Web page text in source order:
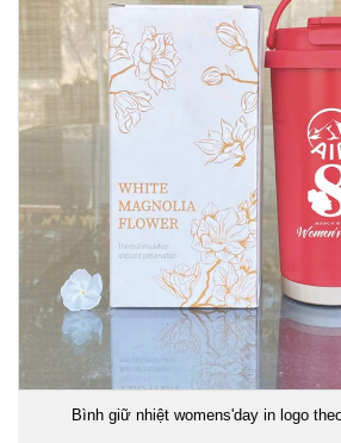
Bình giữ nhiệt womens'day in logo